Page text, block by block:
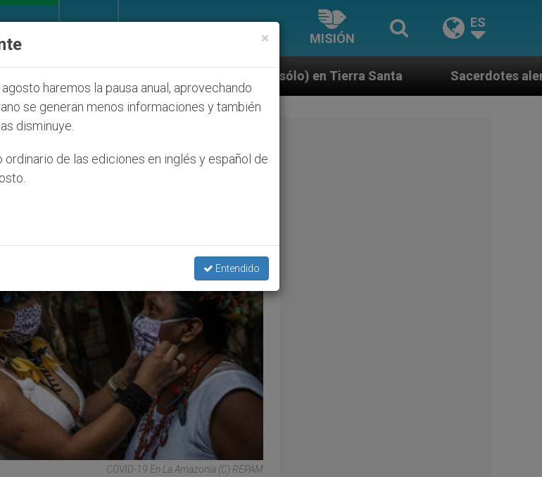
MISIÓN
ES
a cristianos (y no sólo) en Tierra Santa Sacerdotes alemanes fieles al Papa
COVID-19 En La Amazonía (C) REPAM
×
haremos la pausa anual, aprovechando
se generan menos informaciones y también
disminuye.
de las ediciones en inglés y español de
Entendido